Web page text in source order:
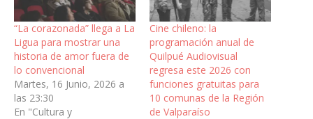
“La corazonada” llega a La
Ligua para mostrar una
historia de amor fuera de
lo convencional
Martes, 16 Junio, 2026 a
las 23:30
En "Cultura y
Cine chileno: la
programación anual de
Quilpué Audiovisual
regresa este 2026 con
funciones gratuitas para
10 comunas de la Región
de Valparaíso